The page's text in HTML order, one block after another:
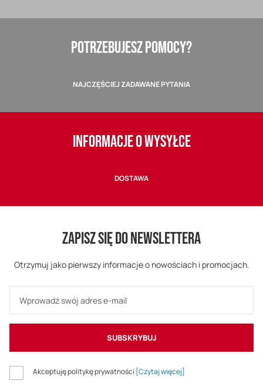
POTRZEBUJESZ POMOCY?
NAJCZĘŚCIEJ ZADAWANE PYTANIA
INFORMACJE O WYSYŁCE
DOSTAWA
ZAPISZ SIĘ DO NEWSLETTERA
Otrzymuj jako pierwszy informacje o nowościach i promocjach.
SUBSKRYBUJ
Akceptuję politykę prywatności [Czytaj więcej]